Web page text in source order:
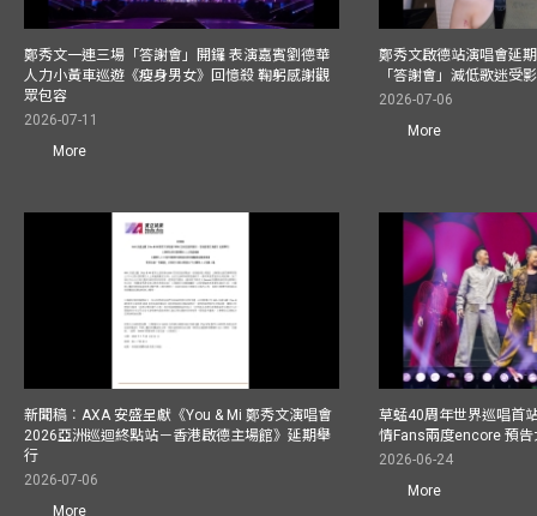
鄭秀文一連三場「答謝會」開鑼 表演嘉賓劉德華
人力小黃車巡遊《瘦身男女》回憶殺 鞠躬感謝觀
眾包容
2026-07-11
More
鄭秀文啟德站演唱會延
「答謝會」減低歌迷受
2026-07-06
More
新聞稿︰AXA 安盛呈獻《You & Mi 鄭秀文演唱會
2026亞洲巡迴終點站－香港啟德主場館》延期舉
行
2026-07-06
More
草蜢40周年世界巡唱首
情Fans兩度encore 預
2026-06-24
More